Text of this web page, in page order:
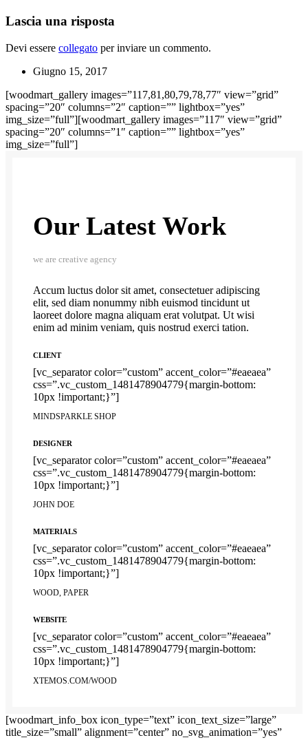
Lascia una risposta
Devi essere collegato per inviare un commento.
Giugno 15, 2017
[woodmart_gallery images=”117,81,80,79,78,77″ view=”grid”
spacing=”20″ columns=”2″ caption=”” lightbox=”yes”
img_size=”full”][woodmart_gallery images=”117″ view=”grid”
spacing=”20″ columns=”1″ caption=”” lightbox=”yes”
img_size=”full”]
Our Latest Work
we are creative agency
Accum luctus dolor sit amet, consectetuer adipiscing
elit, sed diam nonummy nibh euismod tincidunt ut
laoreet dolore magna aliquam erat volutpat. Ut wisi
enim ad minim veniam, quis nostrud exerci tation.
CLIENT
[vc_separator color=”custom” accent_color=”#eaeaea”
css=”.vc_custom_1481478904779{margin-bottom:
10px !important;}”]
MINDSPARKLE SHOP
DESIGNER
[vc_separator color=”custom” accent_color=”#eaeaea”
css=”.vc_custom_1481478904779{margin-bottom:
10px !important;}”]
JOHN DOE
MATERIALS
[vc_separator color=”custom” accent_color=”#eaeaea”
css=”.vc_custom_1481478904779{margin-bottom:
10px !important;}”]
WOOD, PAPER
WEBSITE
[vc_separator color=”custom” accent_color=”#eaeaea”
css=”.vc_custom_1481478904779{margin-bottom:
10px !important;}”]
XTEMOS.COM/WOOD
[woodmart_info_box icon_type=”text” icon_text_size=”large”
title_size=”small” alignment=”center” no_svg_animation=”yes”